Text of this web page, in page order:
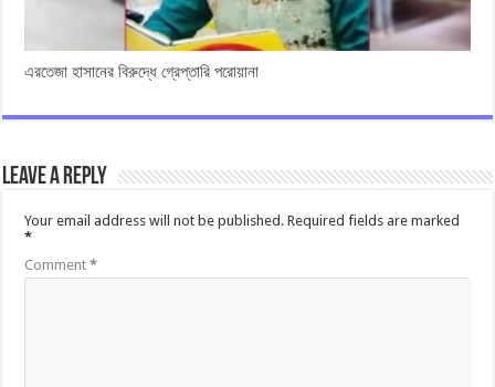
এরতেজা হাসানের বিরুদ্ধে গ্রেপ্তারি পরোয়ানা
Leave a Reply
Your email address will not be published. Required fields are marked
*
Comment*